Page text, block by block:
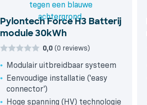
Pylontech Force H3 Batterij
module 30kWh
0,0 (0 reviews)
Modulair uitbreidbaar systeem
Eenvoudige installatie ('easy
connector')
Hoge spanning (HV) technologie